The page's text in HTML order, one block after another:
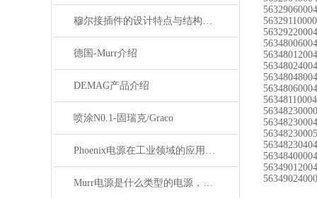
穆尔接插件的设计特点与结构优化
德国-Murr介绍
DEMAG产品介绍
喷涂N0.1-固瑞克/Graco
Phoenix电源在工业领域的应用与优势
Murr电源是什么类型的电源，主要用于哪些领域？